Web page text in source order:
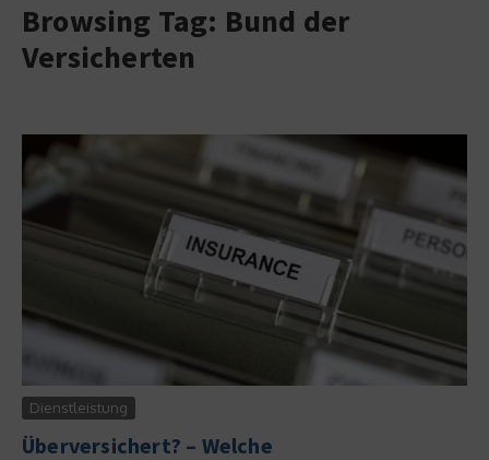
Browsing Tag: Bund der
Versicherten
Dienstleistung
Überversichert? – Welche